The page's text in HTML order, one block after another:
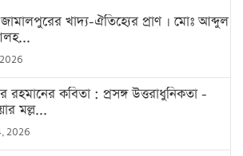
জামালপুরের খাদ্য-ঐতিহ্যের প্রাণ । মোঃ আব্দুল
রহমানের কবিতা : প্রসঙ্গ উত্তরাধুনিকতা -
মল্ল...
2026